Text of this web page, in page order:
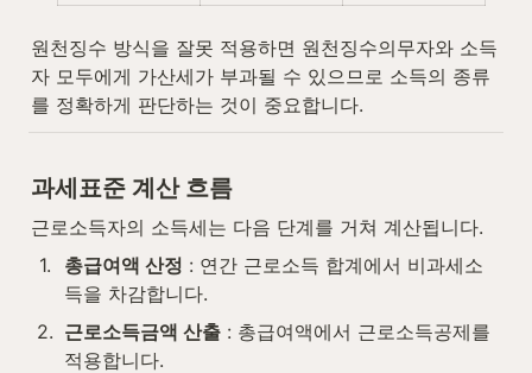
원천징수 방식을 잘못 적용하면 원천징수의무자와 소득
자 모두에게 가산세가 부과될 수 있으므로 소득의 종류
를 정확하게 판단하는 것이 중요합니다.
과세표준 계산 흐름
근로소득자의 소득세는 다음 단계를 거쳐 계산됩니다.
1. 총급여액 산정 : 연간 근로소득 합계에서 비과세소
득을 차감합니다.
2. 근로소득금액 산출 : 총급여액에서 근로소득공제를
적용합니다.